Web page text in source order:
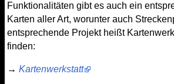
Funktionalitäten gibt es auch ein
Karten aller Art, worunter auch
entsprechende Projekt heißt
finden:
→ Kartenwerkstatt